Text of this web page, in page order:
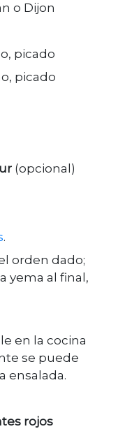
o Dijon
picado
picado
(opcional)
.
orden dado;
yema al final,
en la cocina
se puede
ensalada.
rojos